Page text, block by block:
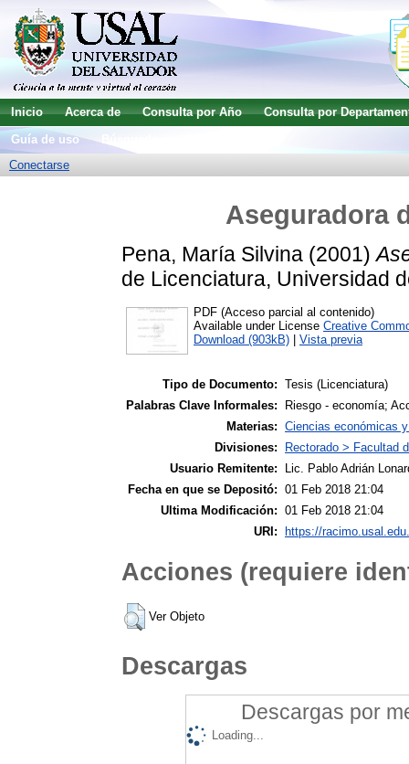
Inicio Acerca de Consulta por Año
Consulta por
Guía de uso
Conectarse
Aseguradora
Pena, María Silvina (2001)
de Licenciatura, Universidad
PDF (Acceso parcial al contenido)
Available under License Creative
Download (903kB)
Vista previa
Tipo de Documento: Tesis (Licenciatura)
Palabras Clave Informales:
Riesgo - economía;
Materias: Ciencias económicas
Divisiones:
Rectorado > Facultad
Usuario Remitente:
Lic. Pablo Adrián
Fecha en que se Depositó: 01 Feb 2018 21:04
Ultima Modificación: 01 Feb 2018 21:04
URI:
https://
Acciones (requiere
Ver Objeto
Descargas
Descargas por
Loading...